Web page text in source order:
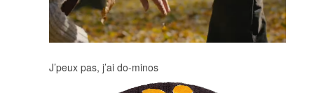
J’peux pas, j’ai do-minos